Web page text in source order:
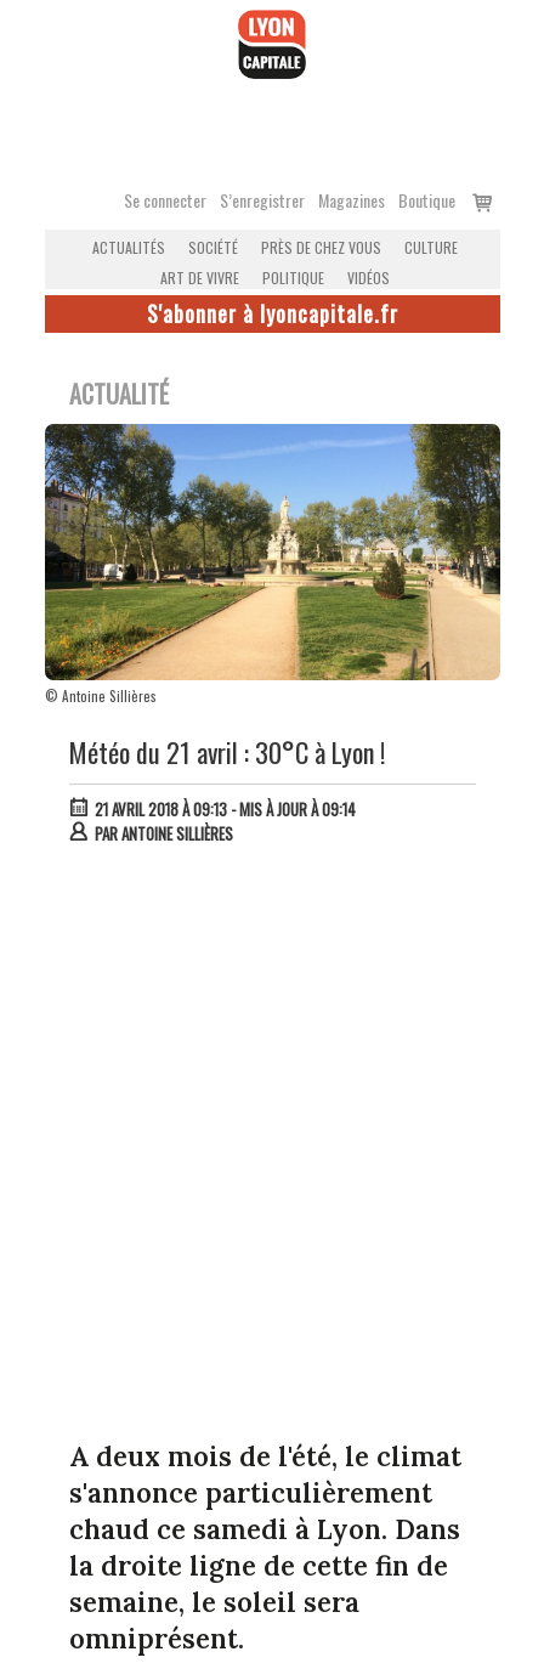
Se connecter S’enregistrer Magazines Boutique
Voir
ACTUALITÉS SOCIÉTÉ PRÈS DE CHEZ VOUS
CULTURE
ART DE VIVRE
POLITIQUE VIDÉOS
S'abonner à lyoncapitale.fr
ACTUALITÉ
© Antoine Sillières
Météo du 21 avril : 30°C à Lyon !
21 AVRIL 2018 À 09:13- MIS À JOUR À 09:14
PARANTOINE SILLIÈRES
A deux mois de l'été, le climat
s'annonce particulièrement
chaud ce samedi à Lyon. Dans
la droite ligne de cette fin de
semaine, le soleil sera
omniprésent.